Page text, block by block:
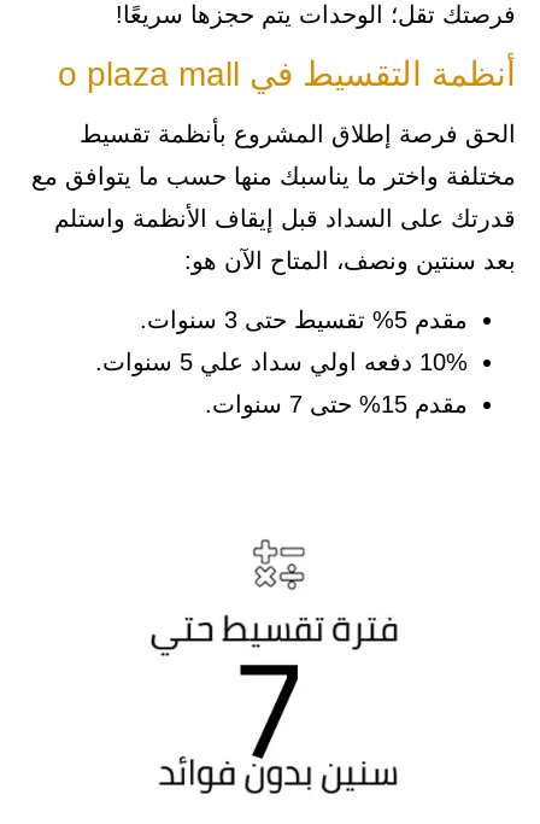
فرصتك تقل؛ الوحدات يتم حجزها سريعًا!
أنظمة التقسيط في o plaza mall
الحق فرصة إطلاق المشروع بأنظمة تقسيط
مختلفة واختر ما يناسبك منها حسب ما يتوافق مع
قدرتك على السداد قبل إيقاف الأنظمة واستلم
بعد سنتين ونصف، المتاح الآن هو:
مقدم 5% تقسيط حتى 3 سنوات.
10% دفعه اولي سداد علي 5 سنوات.
مقدم 15% حتى 7 سنوات.